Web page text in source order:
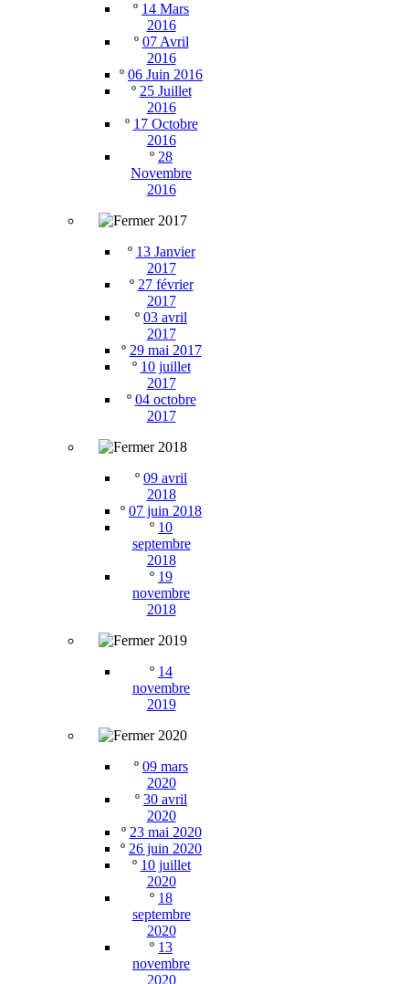
º 14 Mars
2016
º 07 Avril
2016
º 06 Juin 2016
º 25 Juillet
2016
º 17 Octobre
2016
º 28
Novembre
2016
2017
º 13 Janvier
2017
º 27 février
2017
º 03 avril
2017
º 29 mai 2017
º 10 juillet
2017
º 04 octobre
2017
2018
º 09 avril
2018
º 07 juin 2018
º 10
septembre
2018
º 19
novembre
2018
2019
º 14
novembre
2019
2020
º 09 mars
2020
º 30 avril
2020
º 23 mai 2020
º 26 juin 2020
º 10 juillet
2020
º 18
septembre
2020
º 13
novembre
2020